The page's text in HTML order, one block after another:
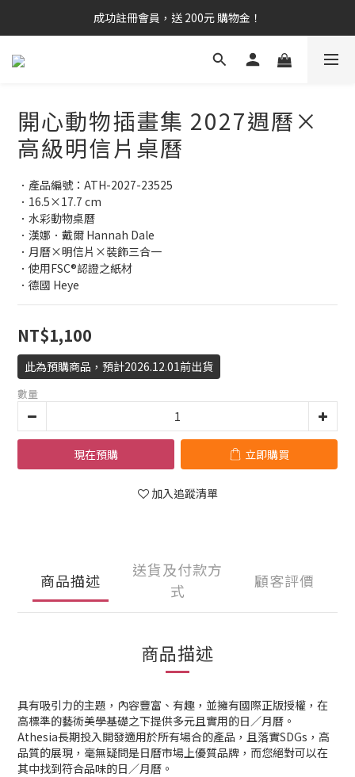
成功註冊會員，送 200元 購物金！
開心動物插畫集 2027週曆×
高級明信片桌曆
．產品編號：ATH-2027-23525
．16.5×17.7 cm
．水彩動物桌曆
．漢娜．戴爾 Hannah Dale
．月曆×明信片×裝飾三合一
．使用FSC®認證之紙材
．德國 Heye
NT$1,100
此為預購商品，預計2026.12.01前出貨
數量
現在預購 立即購買
加入追蹤清單
商品描述
送貨及付款方
式
顧客評價
商品描述
具有吸引力的主題，內容豐富、有趣，並擁有國際正版授權，在
高標準的藝術美學基礎之下提供多元且實用的日／月曆。
Athesia長期投入開發適用於所有場合的產品，且落實SDGs，高
品質的展現，毫無疑問是日曆市場上優質品牌，而您絕對可以在
其中找到符合品味的日／月曆。